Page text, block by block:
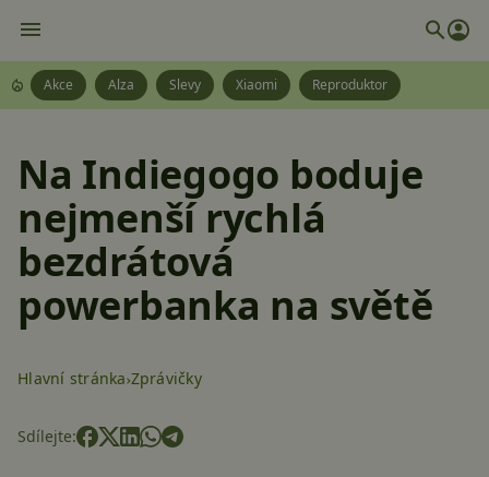
Akce Alza Slevy Xiaomi Reproduktor
Na Indiegogo boduje
nejmenší rychlá
bezdrátová
powerbanka na světě
Hlavní stránka Zprávičky
Sdílejte: